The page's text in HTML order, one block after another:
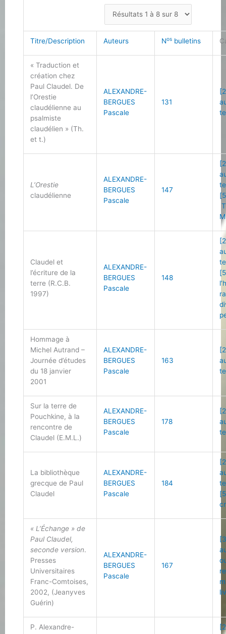
Titre/Description Auteurs Nos bulletins
« Traduction et
création chez
Paul Claudel. De
l’Orestie
claudélienne au
psalmiste
claudélien » (Th.
et t.)
ALEXANDRE-
BERGUES
Pascale
131
L’Orestie
claudélienne
ALEXANDRE-
BERGUES
Pascale
147
Claudel et
l’écriture de la
terre (R.C.B.
1997)
ALEXANDRE-
BERGUES
Pascale
148
Hommage à
Michel Autrand –
Journée d’études
du 18 janvier
2001
ALEXANDRE-
BERGUES
Pascale
163
Sur la terre de
Pouchkine, à la
rencontre de
Claudel (E.M.L.)
ALEXANDRE-
BERGUES
Pascale
178
La bibliothèque
grecque de Paul
Claudel
ALEXANDRE-
BERGUES
Pascale
184
« L’Échange » de
Paul Claudel,
seconde version.
Presses
Universitaires
Franc-Comtoises,
2002, (Jeanyves
Guérin)
ALEXANDRE-
BERGUES
Pascale
167
P. Alexandre-